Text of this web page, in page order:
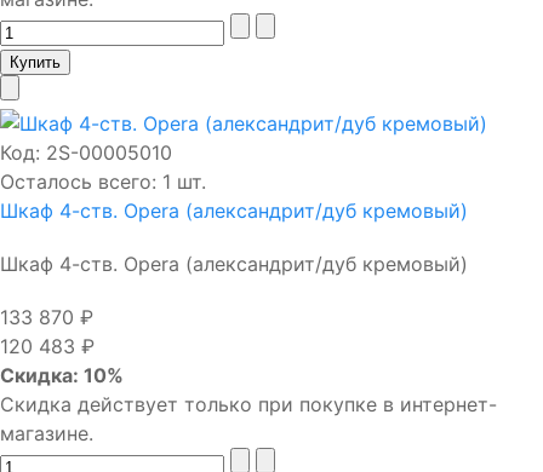
Код: 2S-00005010
Осталось всего: 1 шт.
Шкаф 4-ств. Opera (александрит/дуб кремовый)
Шкаф 4-ств. Opera (александрит/дуб кремовый)
133 870 ₽
120 483 ₽
Скидка: 10%
Скидка действует только при покупке в интернет-
магазине.